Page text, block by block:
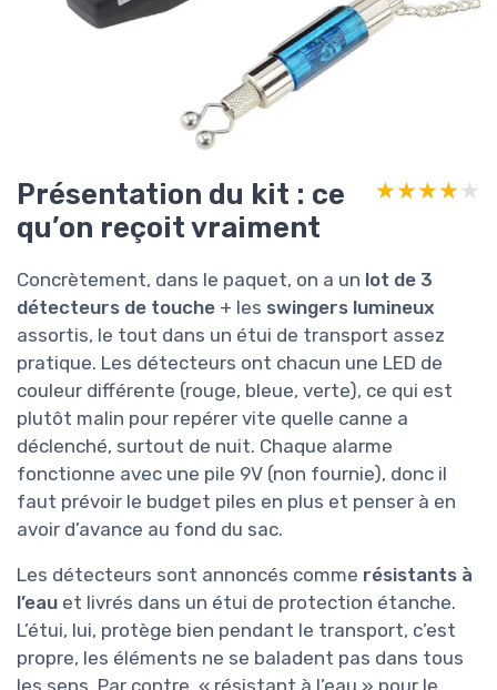
Présentation du kit : ce
qu’on reçoit vraiment
★★★★★
★★★★★
Concrètement, dans le paquet, on a un lot de 3
détecteurs de touche + les swingers lumineux
assortis, le tout dans un étui de transport assez
pratique. Les détecteurs ont chacun une LED de
couleur différente (rouge, bleue, verte), ce qui est
plutôt malin pour repérer vite quelle canne a
déclenché, surtout de nuit. Chaque alarme
fonctionne avec une pile 9V (non fournie), donc il
faut prévoir le budget piles en plus et penser à en
avoir d’avance au fond du sac.
Les détecteurs sont annoncés comme résistants à
l’eau et livrés dans un étui de protection étanche.
L’étui, lui, protège bien pendant le transport, c’est
propre, les éléments ne se baladent pas dans tous